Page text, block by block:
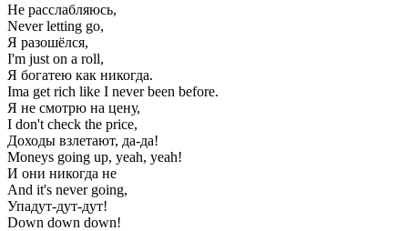
Не расслабляюсь,
Never letting go,
Я разошёлся,
I'm just on a roll,
Я богатею как никогда.
Ima get rich like I never been before.
Я не смотрю на цену,
I don't check the price,
Доходы взлетают, да-да!
Moneys going up, yeah, yeah!
И они никогда не
And it's never going,
Упадут-дут-дут!
Down down down!